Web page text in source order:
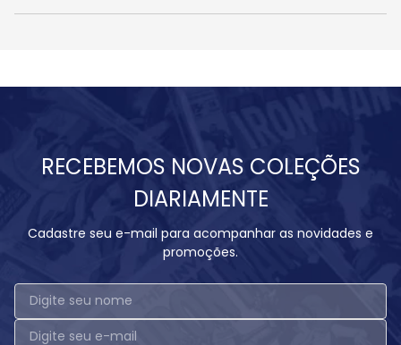
RECEBEMOS NOVAS COLEÇÕES
DIARIAMENTE
Cadastre seu e-mail para acompanhar as novidades e
promoções.